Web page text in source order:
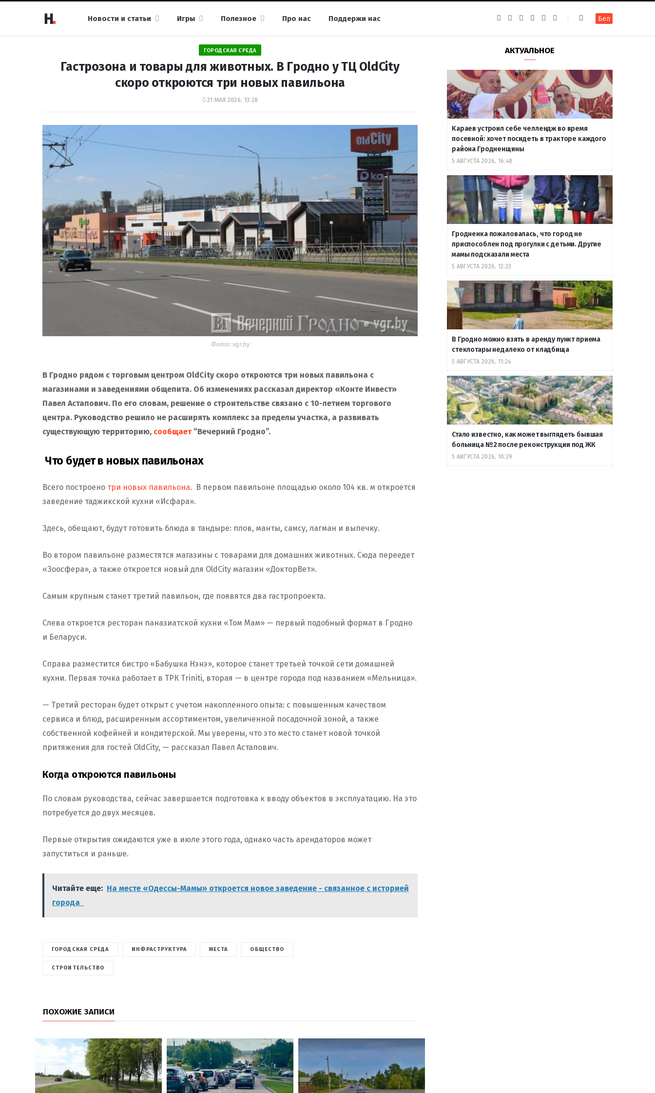
Новости и статьи Игры Полезное Про нас Поддержи нас
k
a
g
a
m
g
r
a
m
u
b
т
е
Бел
ГОРОДСКАЯ СРЕДА
Гастрозона и товары для животных. В Гродно у ТЦ OldCity
скоро откроются три новых павильона
21 МАЯ 2026, 13:28
Фото: vgr.by
В Гродно рядом с торговым центром OldCity скоро откроются три новых павильона с
магазинами и заведениями общепита. Об изменениях рассказал директор «Конте Инвест»
Павел Астапович. По его словам, решение о строительстве связано с 10-летием торгового
центра. Руководство решило не расширять комплекс за пределы участка, а развивать
существующую территорию, сообщает“Вечерний Гродно”.
Что будет в новых павильонах
Всего построено три новых павильона. В первом павильоне площадью около 104 кв. м откроется
заведение таджикской кухни «Исфара».
Здесь, обещают, будут готовить блюда в тандыре: плов, манты, самсу, лагман и выпечку.
Во втором павильоне разместятся магазины с товарами для домашних животных. Сюда переедет
«Зоосфера», а также откроется новый для OldCity магазин «ДокторВет».
Самым крупным станет третий павильон, где появятся два гастропроекта.
Слева откроется ресторан паназиатской кухни «Том Мам» — первый подобный формат в Гродно
и Беларуси.
Справа разместится бистро «Бабушка Нэнэ», которое станет третьей точкой сети домашней
кухни. Первая точка работает в ТРК Triniti, вторая — в центре города под названием «Мельница».
— Третий ресторан будет открыт с учетом накопленного опыта: с повышенным качеством
сервиса и блюд, расширенным ассортиментом, увеличенной посадочной зоной, а также
собственной кофейней и кондитерской. Мы уверены, что это место станет новой точкой
притяжения для гостей OldCity, — рассказал Павел Астапович.
Когда откроются павильоны
По словам руководства, сейчас завершается подготовка к вводу объектов в эксплуатацию. На это
потребуется до двух месяцев.
Первые открытия ожидаются уже в июле этого года, однако часть арендаторов может
запуститься и раньше.
Читайте еще: На месте «Одессы-Мамы» откроется новое заведение - связанное с историей
города
ГОРОДСКАЯ СРЕДА ИНФРАСТРУКТУРА МЕСТА ОБЩЕСТВО
СТРОИТЕЛЬСТВО
ПОХОЖИЕ ЗАПИСИ
АКТУАЛЬНОЕ
Караев устроил себе челлендж во время
посевной: хочет посидеть в тракторе каждого
района Гродненщины
5 АВГУСТА 2026, 16:48
Гродненка пожаловалась, что город не
приспособлен под прогулки с детьми. Другие
мамы подсказали места
5 АВГУСТА 2026, 12:23
В Гродно можно взять в аренду пункт приема
стеклотары недалеко от кладбища
5 АВГУСТА 2026, 11:24
Стало известно, как может выглядеть бывшая
больница №2 после реконструкции под ЖК
5 АВГУСТА 2026, 10:29